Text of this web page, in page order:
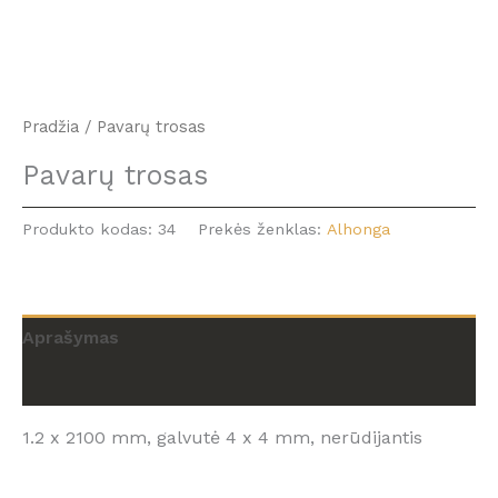
Pradžia / Pavarų trosas
Pavarų trosas
Produkto kodas: 34 Prekės ženklas: Alhonga
Aprašymas
1.2 x 2100 mm, galvutė 4 x 4 mm, nerūdijantis